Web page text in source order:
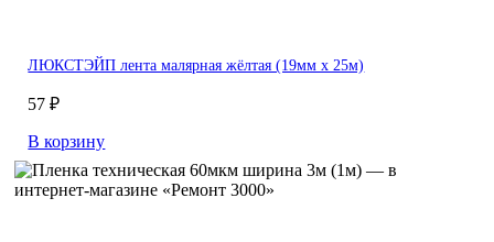
ЛЮКСТЭЙП лента малярная жёлтая (19мм х 25м)
57 ₽
В корзину